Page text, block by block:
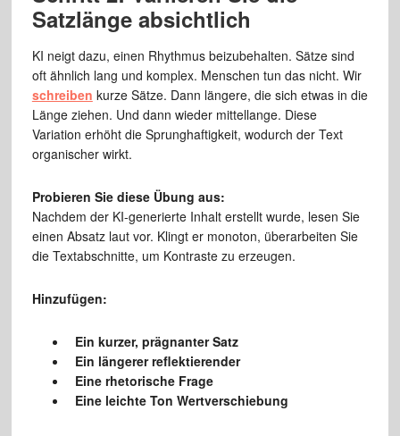
Satzlänge absichtlich
KI neigt dazu, einen Rhythmus beizubehalten. Sätze sind
oft ähnlich lang und komplex. Menschen tun das nicht. Wir
schreiben kurze Sätze. Dann längere, die sich etwas in die
Länge ziehen. Und dann wieder mittellange. Diese
Variation erhöht die Sprunghaftigkeit, wodurch der Text
organischer wirkt.
Probieren Sie diese Übung aus:
Nachdem der KI-generierte Inhalt erstellt wurde, lesen Sie
einen Absatz laut vor. Klingt er monoton, überarbeiten Sie
die Textabschnitte, um Kontraste zu erzeugen.
Hinzufügen:
Ein kurzer, prägnanter Satz
Ein längerer reflektierender
Eine rhetorische Frage
Eine leichte Ton Wertverschiebung